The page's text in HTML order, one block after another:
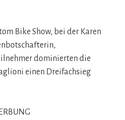
Bike Show, bei der Karen
dominierten die
einen Dreifachsieg